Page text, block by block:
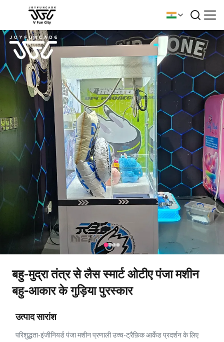
बहु-मुद्रा तंत्र से लैस स्मार्ट ओटीए पंजा मशीन
बहु-आकार के गुड़िया पुरस्कार
उत्पाद सारांश
परिशुद्धता-इंजीनियर्ड पंजा मशीन प्रणाली उच्च-ट्रैफ़िक आर्केड प्रदर्शन के लिए